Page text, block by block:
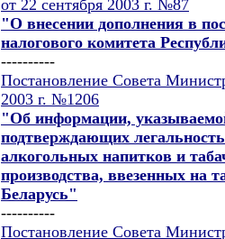
от 22 сентября 2003 г. №87
"О внесении дополнения в
налогового комитета
----------
Постановление Совета
2003 г. №1206
"Об информации,
подтверждающих
алкогольных напитков и
производства, ввезенных на
Беларусь"
----------
Постановление Совета